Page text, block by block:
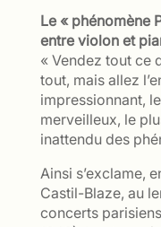
Le « phénomène
entre violon et
« Vendez tout ce
tout, mais allez
impressionnant,
merveilleux, le
inattendu des
Ainsi s’exclame,
Castil-Blaze, au
concerts